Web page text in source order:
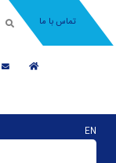
تماس با ما
EN